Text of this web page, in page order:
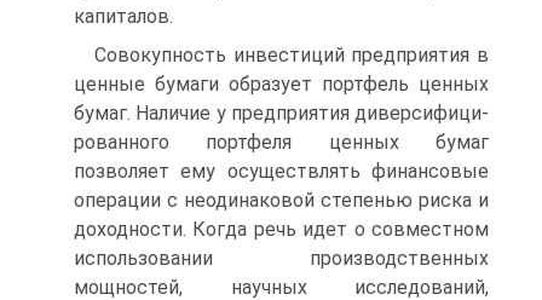
капиталов.
Совокупность инвестиций предприятия в
ценные бумаги обра­зует портфель ценных
бумаг. Наличие у предприятия диверсифици­
рованного портфеля ценных бумаг
позволяет ему осуществлять фи­нансовые
операции с неодинаковой степенью риска и
доходности. Когда речь идет о совместном
использовании производственных
мощностей, научных исследований,